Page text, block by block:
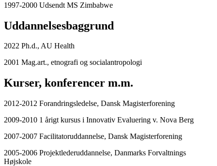
1997-2000 Udsendt MS Zimbabwe
Uddannelsesbaggrund
2022 Ph.d., AU Health
2001 Mag.art., etnografi og socialantropologi
Kurser, konferencer m.m.
2012-2012 Forandringsledelse, Dansk Magisterforening
2009-2010 1 årigt kursus i Innovativ Evaluering v. Nova Berg
2007-2007 Facilitatoruddannelse, Dansk Magisterforening
2005-2006 Projektlederuddannelse, Danmarks Forvaltnings
Højskole